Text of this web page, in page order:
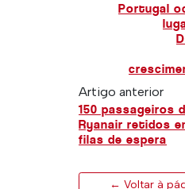
Portugal
Artigo anterior
150 passageiros
Ryanair retidos
filas de espera
← Voltar à